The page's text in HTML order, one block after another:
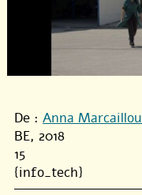
De : Anna Marcaillou
BE, 2018
15
{info_tech}